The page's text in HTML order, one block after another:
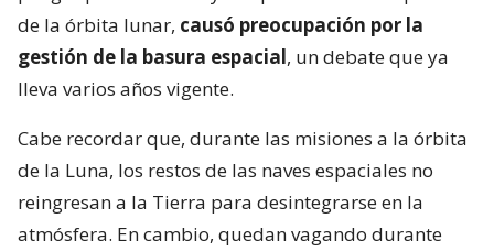
de la órbita lunar, causó preocupación por la
gestión de la basura espacial, un debate que ya
lleva varios años vigente.
Cabe recordar que, durante las misiones a la órbita
de la Luna, los restos de las naves espaciales no
reingresan a la Tierra para desintegrarse en la
atmósfera. En cambio, quedan vagando durante